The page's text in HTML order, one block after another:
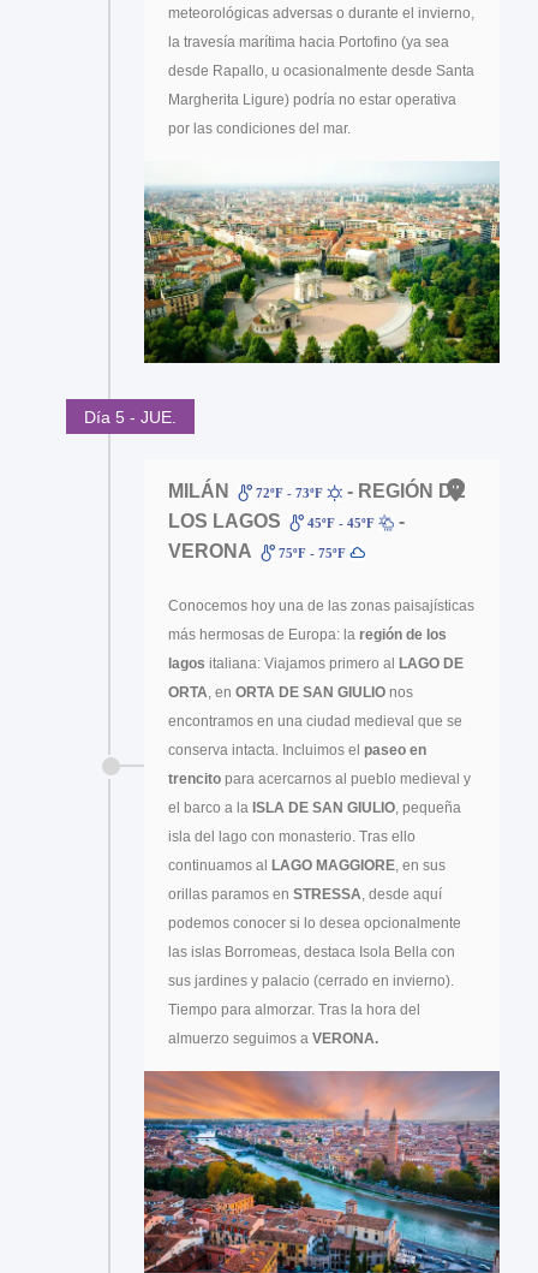
meteorológicas adversas o durante el invierno,
la travesía marítima hacia Portofino (ya sea
desde Rapallo, u ocasionalmente desde Santa
Margherita Ligure) podría no estar operativa
por las condiciones del mar.
Día 5 - JUE.
MILÁN 72ºF - 73ºF
- REGIÓN DE
LOS LAGOS
45ºF - 45ºF
-
VERONA
75ºF - 75ºF
Conocemos hoy una de las zonas paisajísticas
más hermosas de Europa: la región de los
lagos italiana: Viajamos primero al LAGO DE
ORTA , en ORTA DE SAN GIULIO nos
encontramos en una ciudad medieval que se
conserva intacta. Incluimos el paseo en
trencito para acercarnos al pueblo medieval y
el barco a la ISLA DE SAN GIULIO , pequeña
isla del lago con monasterio. Tras ello
continuamos al LAGO MAGGIORE , en sus
orillas paramos en STRESSA , desde aquí
podemos conocer si lo desea opcionalmente
las islas Borromeas, destaca Isola Bella con
sus jardines y palacio (cerrado en invierno).
Tiempo para almorzar. Tras la hora del
almuerzo seguimos a VERONA.